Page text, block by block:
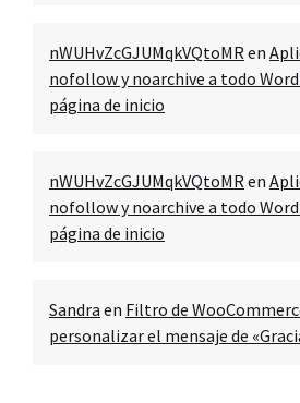
nWUHvZcGJUMqkVQtoMR en
nofollow y noarchive a todo
página de inicio
nWUHvZcGJUMqkVQtoMR en
nofollow y noarchive a todo
página de inicio
Sandra en Filtro de
personalizar el mensaje de